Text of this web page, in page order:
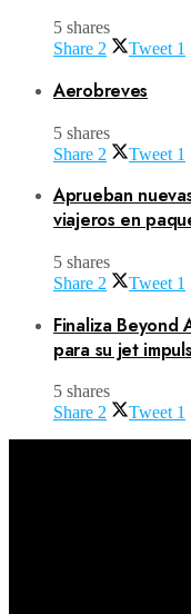
5 shares
Share 2 Tweet 1
Aerobreves
5 shares
Share 2 Tweet 1
Aprueban
viajeros en
5 shares
Share 2 Tweet 1
Finaliza Beyond
para su jet
5 shares
Share 2 Tweet 1